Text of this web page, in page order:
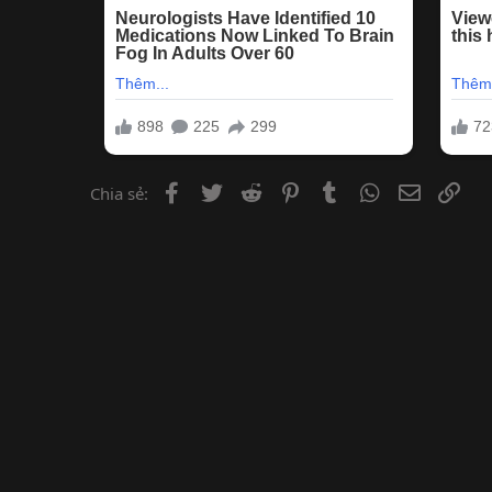
Chia sẻ: Facebook
Twitter Reddit PinterestTumblr WhatsApp
Email